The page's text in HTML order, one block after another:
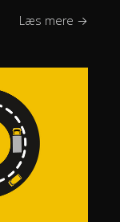
Læs mere →